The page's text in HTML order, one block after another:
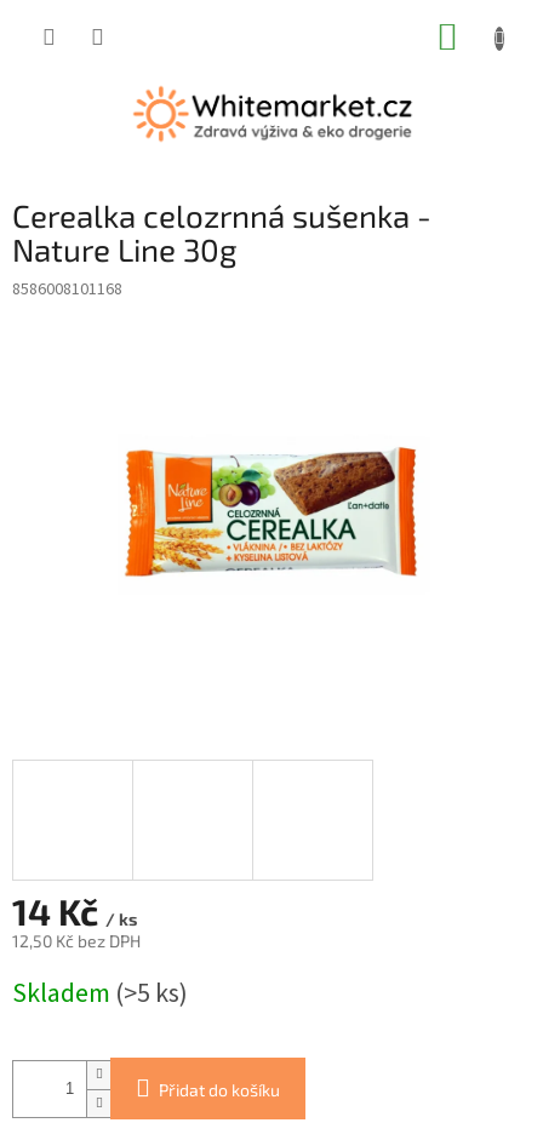
Cerealka celozrnná sušenka -
Nature Line 30g
8586008101168
14 Kč / ks
12,50 Kč bez DPH
cena:
Skladem (>5 ks)
Přidat do košíku